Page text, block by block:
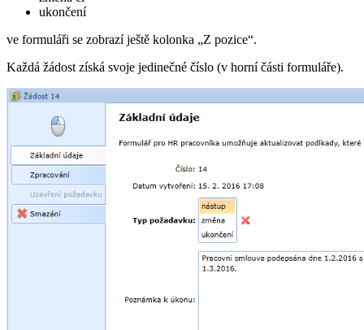
ukončení
ve formuláři se zobrazí ještě kolonka „Z pozice“.
Každá žádost získá svoje jedinečné číslo (v horní části formuláře).